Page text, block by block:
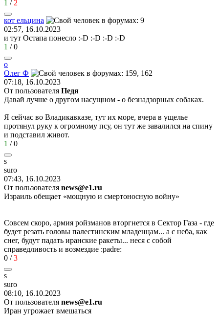
1 / 2
кот ельцина
02:57, 16.10.2023
и тут Остапа понесло :-D :-D :-D :-D
1 /0
о
Олег Ф
07:18, 16.10.2023
От пользователя Педя
Давай лучше о другом насущном - о безнадзорных собаках.
Я сейчас во Владикавказе, тут их море, вчера в ущелье
протянул руку к огромному псу, он тут же завалился на спину
и подставил живот.
1 /0
s
surо
07:43, 16.10.2023
От пользователя news@e1.ru
Израиль обещает «мощную и смертоносную войну»
Совсем скоро, армия ройзманов вторгнется в Сектор Газа - где
будет резать головы палестинским младенцам... а с неба, как
снег, будут падать иранские ракеты... неся с собой
справедливость и возмездие :padre:
0 /3
s
surо
08:10, 16.10.2023
От пользователя news@e1.ru
Иран угрожает вмешаться